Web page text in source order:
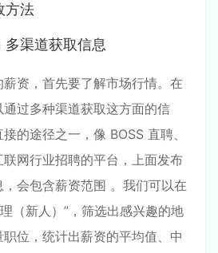
方法
渠道获取信息
资，首先要了解市场行情。在
过多种渠道获取这方面的信
的途径之一，像 BOSS 直聘、
网行业招聘的平台，上面发布
会包含薪资范围 。我们可以在
（新人）”，筛选出感兴趣的地
位，统计出薪资的平均值、中